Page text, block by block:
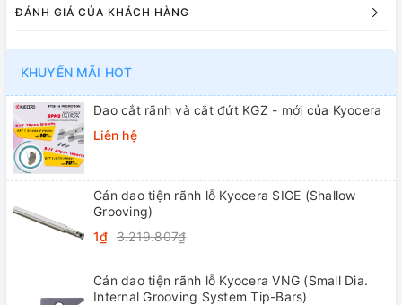
ĐÁNH GIÁ CỦA KHÁCH HÀNG
KHUYẾN MÃI HOT
Dao cắt rãnh và cắt đứt KGZ - mới của Kyocera
Liên hệ
Cán dao tiện rãnh lỗ Kyocera SIGE (Shallow
Grooving)
1₫ 3.219.807₫
Cán dao tiện rãnh lỗ Kyocera VNG (Small Dia.
Internal Grooving System Tip-Bars)